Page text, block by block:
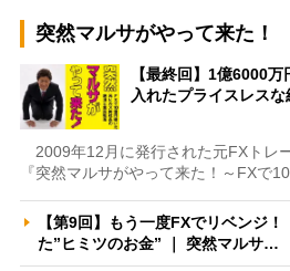
突然マルサがやって来た！
【最終回】1億6000
入れたプライスレス
2009年12月に発行された元FXトレ
『突然マルサがやって来た！～FXで
【第9回】もう一度FXでリベンジ
た”ヒミツのお金” ｜ 突然マルサ…